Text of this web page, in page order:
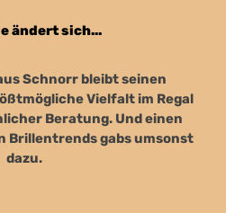
ändert sich...
Schnorr bleibt seinen
Vielfalt im Regal
Beratung. Und einen
Brillentrends gabs umsonst
dazu.